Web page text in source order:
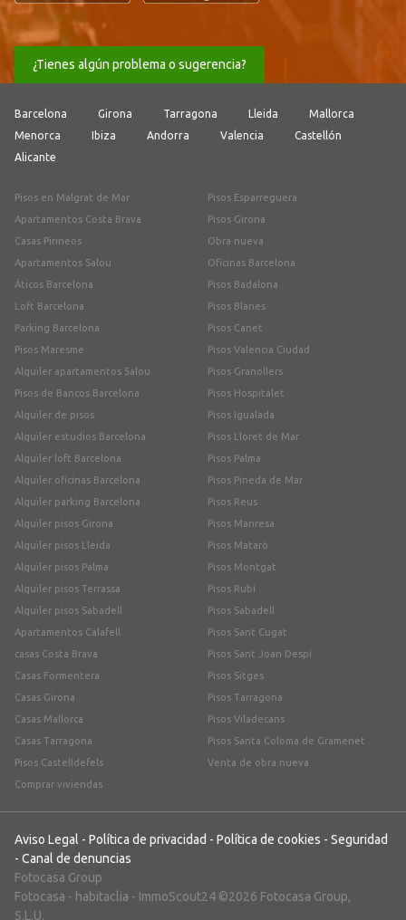
¿Tienes algún problema o sugerencia?
Barcelona Girona Tarragona Lleida
Mallorca
Menorca
Ibiza Andorra Valencia
Castellón
Alicante
Pisos en Malgrat de Mar
Apartamentos Costa Brava
Casas Pirineos
Apartamentos Salou
Áticos Barcelona
Loft Barcelona
Parking Barcelona
Pisos Maresme
Alquiler apartamentos Salou
Pisos de Bancos Barcelona
Alquiler de pisos
Alquiler estudios Barcelona
Alquiler loft Barcelona
Alquiler oficinas Barcelona
Alquiler parking Barcelona
Alquiler pisos Girona
Alquiler pisos Lleida
Alquiler pisos Palma
Alquiler pisos Terrassa
Alquiler pisos Sabadell
Apartamentos Calafell
casas Costa Brava
Casas Formentera
Casas Girona
Casas Mallorca
Casas Tarragona
Pisos Castelldefels
Comprar viviendas
Pisos Esparreguera
Pisos Girona
Obra nueva
Oficinas Barcelona
Pisos Badalona
Pisos Blanes
Pisos Canet
Pisos Valencia Ciudad
Pisos Granollers
Pisos Hospitalet
Pisos Igualada
Pisos Lloret de Mar
Pisos Palma
Pisos Pineda de Mar
Pisos Reus
Pisos Manresa
Pisos Mataró
Pisos Montgat
Pisos Rubí
Pisos Sabadell
Pisos Sant Cugat
Pisos Sant Joan Despí
Pisos Sitges
Pisos Tarragona
Pisos Viladecans
Pisos Santa Coloma de Gramenet
Venta de obra nueva
Aviso Legal - Política de privacidad - Política de cookies - Seguridad
- Canal de denuncias
Fotocasa Group
Fotocasa - habitaclia - ImmoScout24 ©2026 Fotocasa Group,
S.L.U.